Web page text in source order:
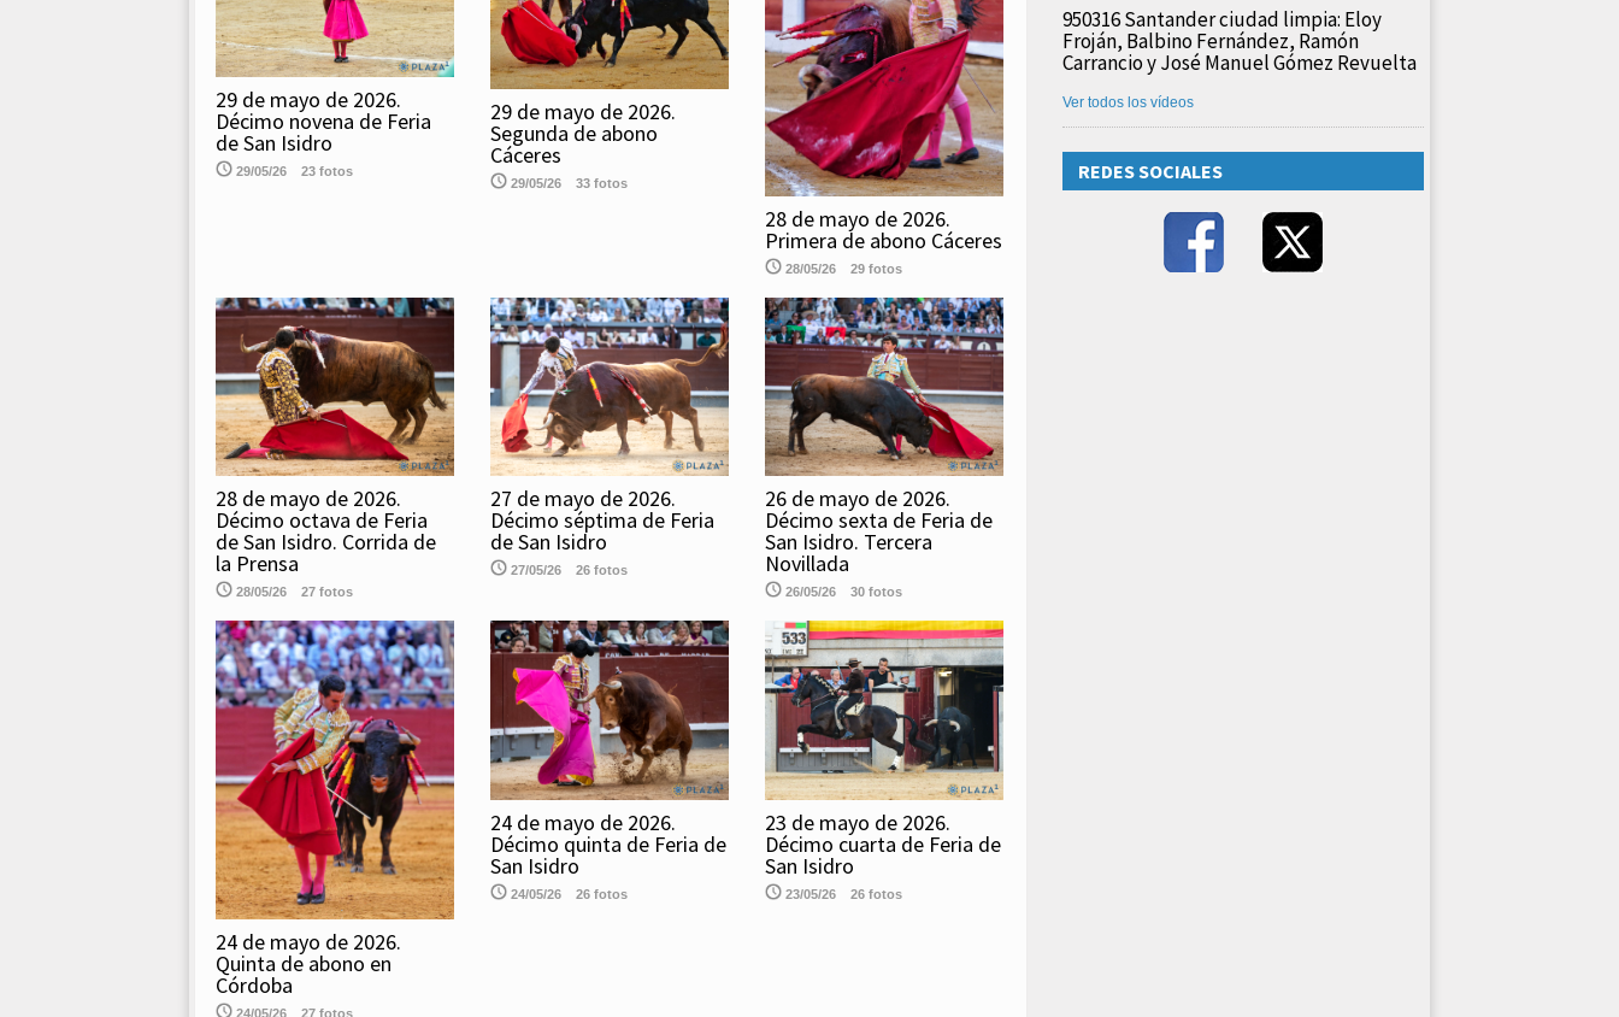
29 de mayo de 2026.
Décimo novena de Feria
de San Isidro
29/05/26 23 fotos
29 de mayo de 2026.
Segunda de abono
Cáceres
29/05/26 33 fotos
28 de mayo de 2026.
Primera de abono Cáceres
28/05/26 29 fotos
28 de mayo de 2026.
Décimo octava de Feria
de San Isidro. Corrida de
la Prensa
28/05/26 27 fotos
27 de mayo de 2026.
Décimo séptima de Feria
de San Isidro
27/05/26 26 fotos
26 de mayo de 2026.
Décimo sexta de Feria de
San Isidro. Tercera
Novillada
26/05/26 30 fotos
24 de mayo de 2026.
Quinta de abono en
Córdoba
24/05/26 27 fotos
24 de mayo de 2026.
Décimo quinta de Feria de
San Isidro
24/05/26 26 fotos
23 de mayo de 2026.
Décimo cuarta de Feria de
San Isidro
23/05/26 26 fotos
950316 Santander ciudad limpia: Eloy
Froján, Balbino Fernández, Ramón
Carrancio y José Manuel Gómez Revuelta
Ver todos los vídeos
REDES SOCIALES